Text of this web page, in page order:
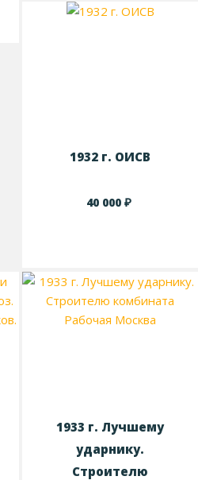
1932 г. ОИСВ
40 000₽
1933 г. Лучшему
ударнику.
Строителю